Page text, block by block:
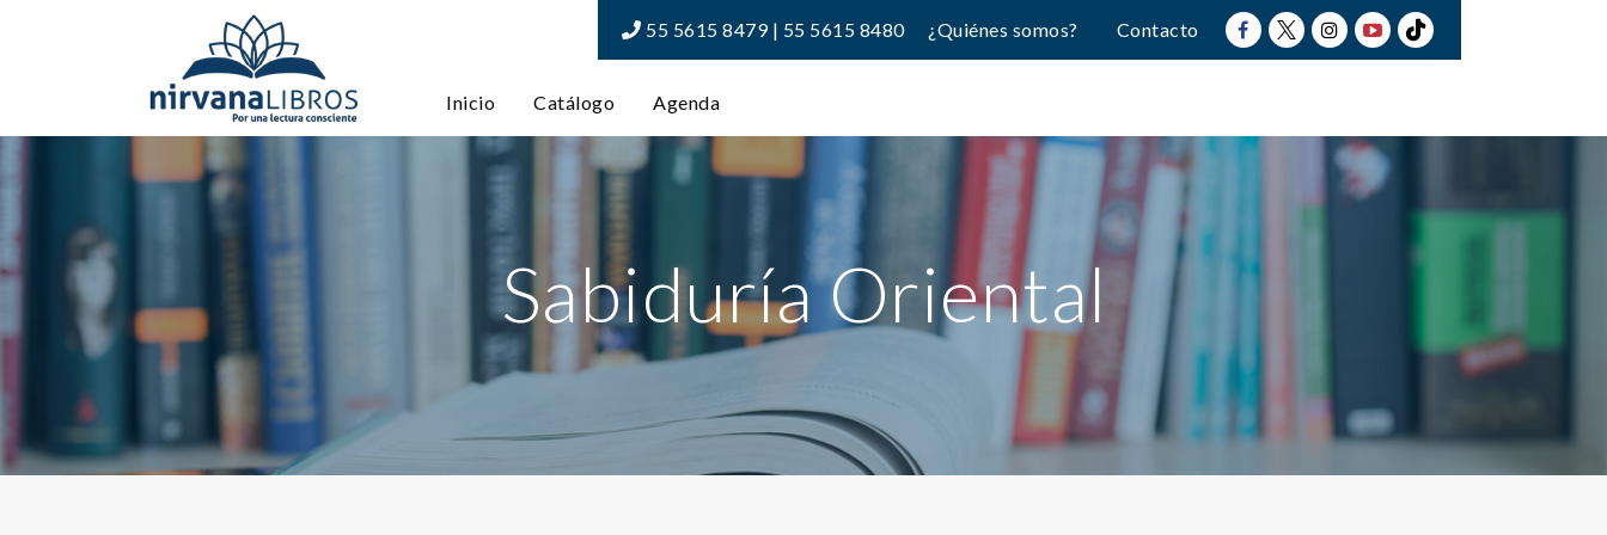
55 5615 8479 | 55 5615 8480 ¿Quiénes somos? Contacto
Inicio Catálogo Agenda
Sabiduría Oriental